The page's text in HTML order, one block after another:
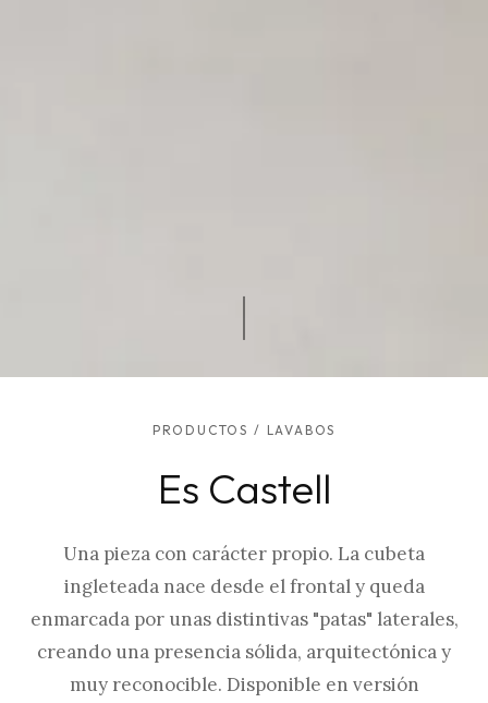
PRODUCTOS / LAVABOS
Es Castell
Una pieza con carácter propio. La cubeta
ingleteada nace desde el frontal y queda
enmarcada por unas distintivas "patas" laterales,
creando una presencia sólida, arquitectónica y
muy reconocible. Disponible en versión